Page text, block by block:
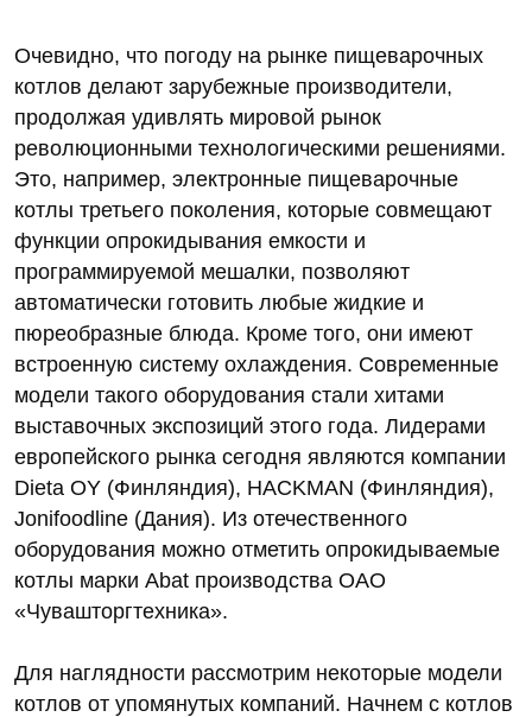
Очевидно, что погоду на рынке пищеварочных
котлов делают зарубежные производители,
продолжая удивлять мировой рынок
революционными технологическими решениями.
Это, например, электронные пищеварочные
котлы третьего поколения, которые совмещают
функции опрокидывания емкости и
программируемой мешалки, позволяют
автоматически готовить любые жидкие и
пюреобразные блюда. Кроме того, они имеют
встроенную систему охлаждения. Современные
модели такого оборудования стали хитами
выставочных экспозиций этого года. Лидерами
европейского рынка сегодня являются компании
Dieta OY (Финляндия), HACKMAN (Финляндия),
Jonifoodline (Дания). Из отечественного
оборудования можно отметить опрокидываемые
котлы марки Abat производства ОАО
«Чувашторгтехника».
Для наглядности рассмотрим некоторые модели
котлов от упомянутых компаний. Начнем с котлов